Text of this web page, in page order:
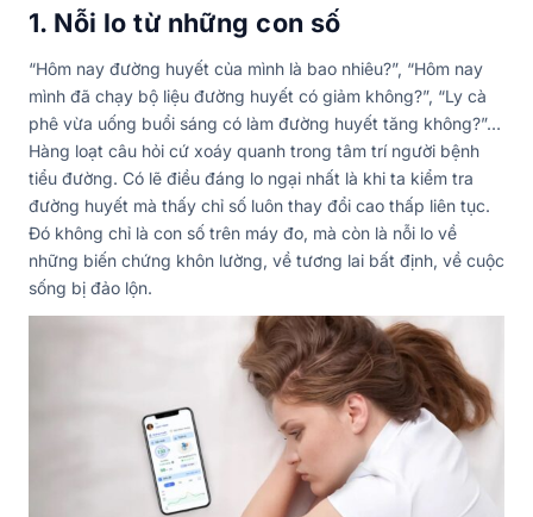
1. Nỗi lo từ những con số
“Hôm nay đường huyết của mình là bao nhiêu?”, “Hôm nay
mình đã chạy bộ liệu đường huyết có giảm không?”, “Ly cà
phê vừa uống buổi sáng có làm đường huyết tăng không?”…
Hàng loạt câu hỏi cứ xoáy quanh trong tâm trí người bệnh
tiểu đường. Có lẽ điều đáng lo ngại nhất là khi ta kiểm tra
đường huyết mà thấy chỉ số luôn thay đổi cao thấp liên tục.
Đó không chỉ là con số trên máy đo, mà còn là nỗi lo về
những biến chứng khôn lường, về tương lai bất định, về cuộc
sống bị đảo lộn.